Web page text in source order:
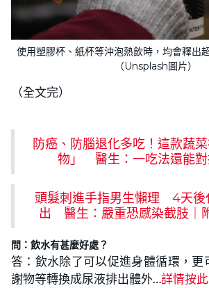
使用塑膠杯、紙杯等沖泡熱飲時，均會釋出
（Unsplash圖片）
（全文完）
防癌、防腦退化多吃！這款蔬
物」 醫生：一吃法還能對
頭髮刺進手指男生懶理 4天後
出 醫生：嚴重恐感染截肢｜
問：飲水有甚麼好處？
答：飲水除了可以促進身體循環，更
謝物等轉換成尿液排出體外…詳情按此